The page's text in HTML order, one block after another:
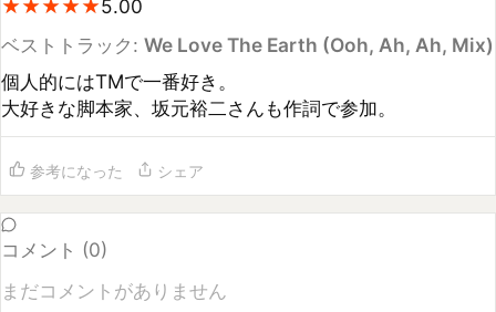
大好きな脚本家、坂元裕二さんも作詞で参加。
参考になった シェア
コメント (0
まだコメントがありません